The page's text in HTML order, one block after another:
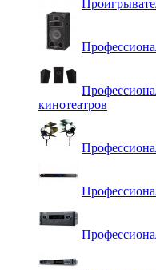
кинотеатров